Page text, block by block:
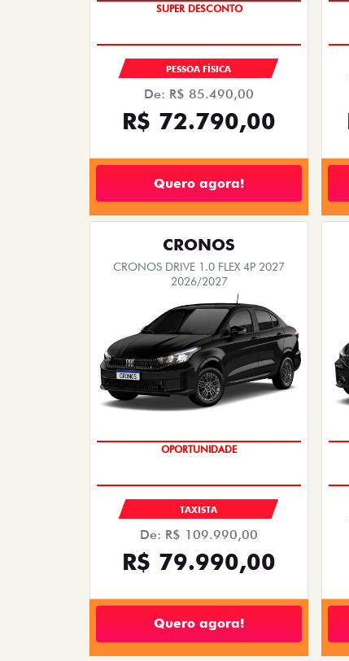
PESSOA FÍSICA
De: R$ 85.490,00
R$ 72.790,00
Quero agora!
CRONOS
CRONOS DRIVE 1.0 FLEX 4P 2027
2026/2027
OPORTUNIDADE
TAXISTA
De: R$ 109.990,00
R$ 79.990,00
Quero agora!